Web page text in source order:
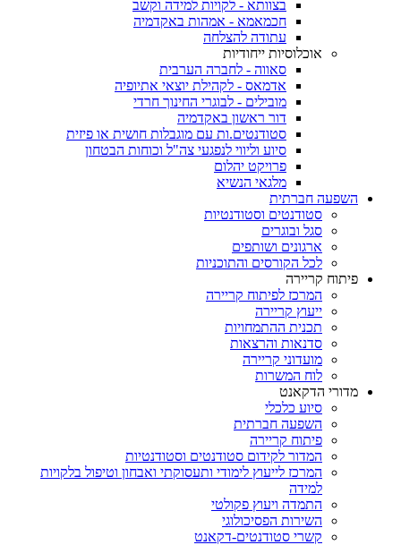
בצוותא - לקויות למידה וקשב
חכמאמא - אמהות באקדמיה
עתודה להצלחה
אוכלוסיות ייחודיות
סאווה - לחברה הערבית
אדמאס - לקהילת יוצאי אתיופיה
מובילים - לבוגרי החינוך חרדי
דור ראשון באקדמיה
סטודנטים.ות עם מוגבלות חושית או פיזית
סיוע וליווי לנפגעי צה"ל וכוחות הבטחון
פרויקט יהלום
מלגאי הנשיא
השפעה חברתית
סטודנטים וסטודנטיות
סגל ובוגרים
ארגונים ושותפים
לכל הקורסים והתוכניות
פיתוח קריירה
המרכז לפיתוח קריירה
ייעוץ קריירה
תכנית ההתמחויות
סדנאות והרצאות
מועדוני קריירה
לוח המשרות
מדורי הדקאנט
סיוע כלכלי
השפעה חברתית
פיתוח קריירה
המדור לקידום סטודנטים וסטודנטיות
המרכז לייעוץ לימודי ותעסוקתי ואבחון וטיפול בלקויות
למידה
התמדה ויעוץ פקולטי
השירות הפסיכולוגי
קשרי סטודנטים-דקאנט